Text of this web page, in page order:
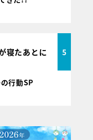
寝たあとに 5
行動SP